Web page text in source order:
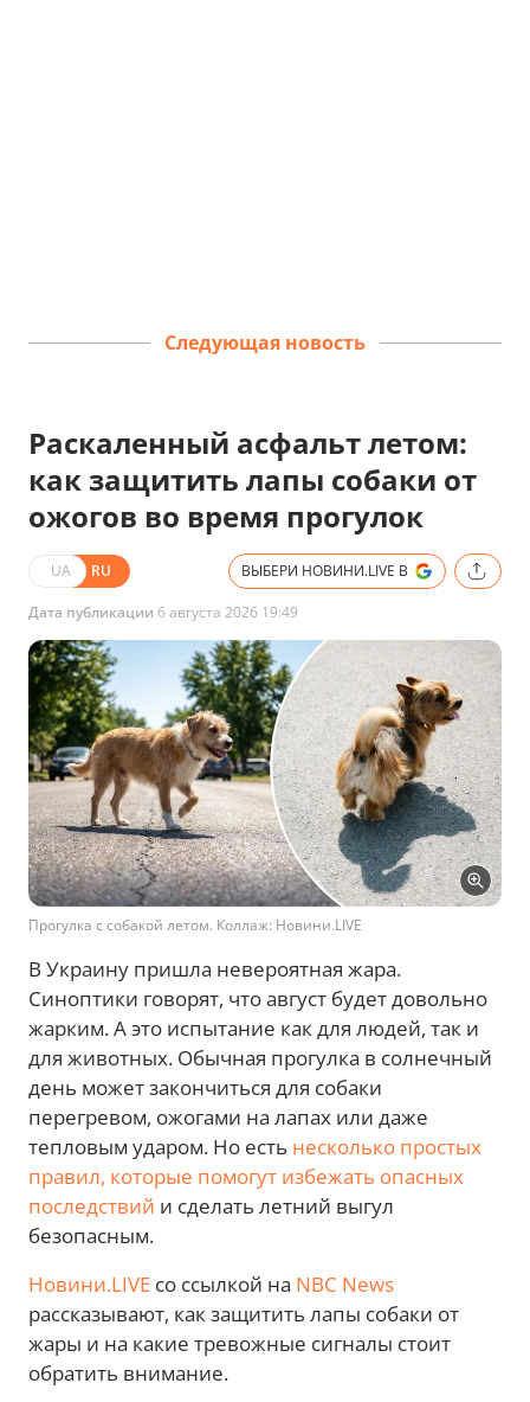
Следующая новость
Раскаленный асфальт летом:
как защитить лапы собаки от
ожогов во время прогулок
UA RU ВЫБЕРИ НОВИНИ.LIVE В
Дата публикации 6 августа 2026 19:49
Прогулка с собакой летом. Коллаж: Новини.LIVE
В Украину пришла невероятная жара.
Синоптики говорят, что август будет довольно
жарким. А это испытание как для людей, так и
для животных. Обычная прогулка в солнечный
день может закончиться для собаки
перегревом, ожогами на лапах или даже
тепловым ударом. Но есть несколько простых
правил, которые помогут избежать опасных
последствий и сделать летний выгул
безопасным.
Новини.LIVE со ссылкой на NBC News
рассказывают, как защитить лапы собаки от
жары и на какие тревожные сигналы стоит
обратить внимание.